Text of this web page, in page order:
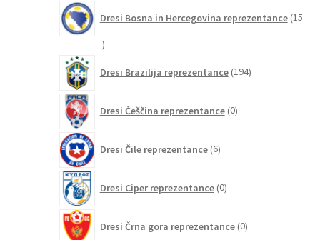
Dresi Bosna in Hercegovina reprezentance 15
15
Dresi Brazilija reprezentance 194izdelkov
Dresi Češčina reprezentance 0izdelkov
Dresi Čile reprezentance 6izdelkov
Dresi Ciper reprezentance 0izdelkov
Dresi Črna gora reprezentance 0izdelkov